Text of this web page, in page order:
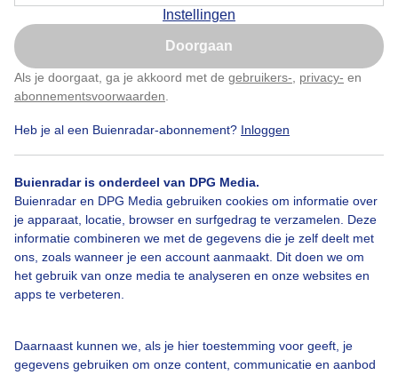
Instellingen
Doorgaan
Als je doorgaat, ga je akkoord met de gebruikers- privacy- en
abonnementsvoorwaarden
Heb je al een Buienradar-abonnement? Inloggen
Buienradar is onderdeel van DPG Media.
Buienradar en DPG Media gebruiken cookies om informatie over
je apparaat, locatie, browser en surfgedrag te verzamelen. Deze
informatie combineren we met de gegevens die je zelf deelt met
ons, zoals wanneer je een account aanmaakt. Dit doen we om
het gebruik van onze media te analyseren en onze websites en
apps te verbeteren.
Daarnaast kunnen we, als je hier toestemming voor geeft, je
gegevens gebruiken om onze content, communicatie en aanbod
Door: ria brasser Gemaakt: 13-10-2025, 22x bekeken
Mixvanzonenwolken
Bekijk slideshow
Nu niet, misschien later
Klik hierom dit aan te passen